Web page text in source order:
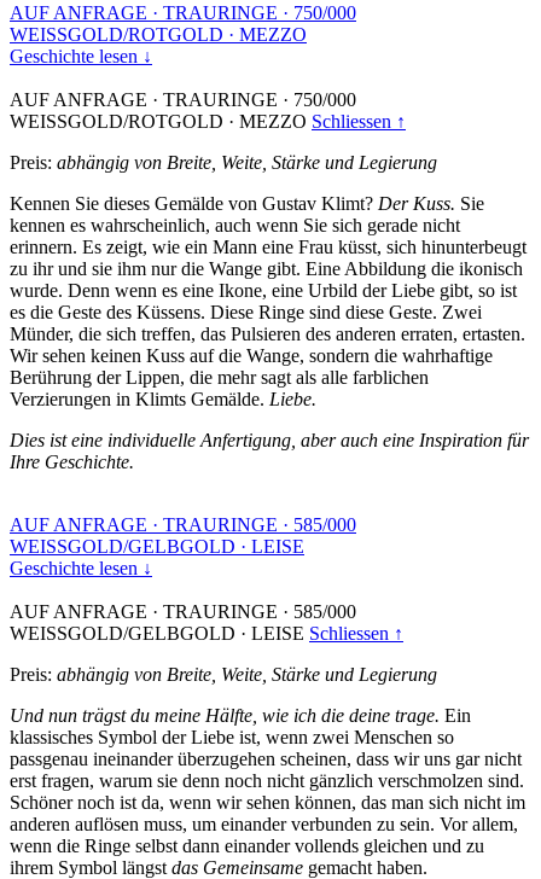
AUF ANFRAGE · TRAURINGE · 750/000
WEISSGOLD/ROTGOLD · MEZZO
Geschichte lesen ↓
AUF ANFRAGE · TRAURINGE · 750/000
WEISSGOLD/ROTGOLD · MEZZO Schliessen ↑
Preis: abhängig von Breite, Weite, Stärke und Legierung
Kennen Sie dieses Gemälde von Gustav Klimt? Der Kuss. Sie
kennen es wahrscheinlich, auch wenn Sie sich gerade nicht
erinnern. Es zeigt, wie ein Mann eine Frau küsst, sich hinunterbeugt
zu ihr und sie ihm nur die Wange gibt. Eine Abbildung die ikonisch
wurde. Denn wenn es eine Ikone, eine Urbild der Liebe gibt, so ist
es die Geste des Küssens. Diese Ringe sind diese Geste. Zwei
Münder, die sich treffen, das Pulsieren des anderen erraten, ertasten.
Wir sehen keinen Kuss auf die Wange, sondern die wahrhaftige
Berührung der Lippen, die mehr sagt als alle farblichen
Verzierungen in Klimts Gemälde. Liebe.
Dies ist eine individuelle Anfertigung, aber auch eine Inspiration für
Ihre Geschichte.
AUF ANFRAGE · TRAURINGE · 585/000
WEISSGOLD/GELBGOLD · LEISE
Geschichte lesen ↓
AUF ANFRAGE · TRAURINGE · 585/000
WEISSGOLD/GELBGOLD · LEISE Schliessen ↑
Preis: abhängig von Breite, Weite, Stärke und Legierung
Und nun trägst du meine Hälfte, wie ich die deine trage. Ein
klassisches Symbol der Liebe ist, wenn zwei Menschen so
passgenau ineinander überzugehen scheinen, dass wir uns gar nicht
erst fragen, warum sie denn noch nicht gänzlich verschmolzen sind.
Schöner noch ist da, wenn wir sehen können, das man sich nicht im
anderen auflösen muss, um einander verbunden zu sein. Vor allem,
wenn die Ringe selbst dann einander vollends gleichen und zu
ihrem Symbol längst das Gemeinsame gemacht haben.